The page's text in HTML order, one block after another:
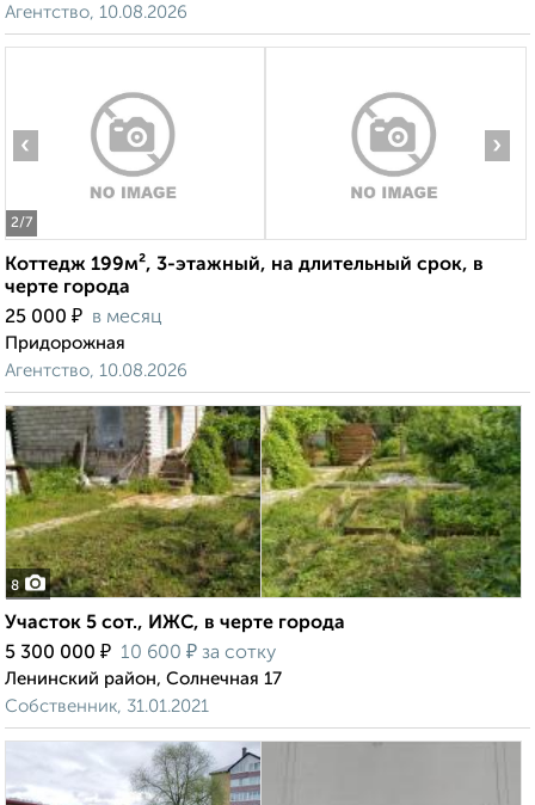
Агентство, 10.08.2026
2/7
‹ ›
Коттедж 199м², 3-этажный, на длительный срок, в
черте города
25 000 ₽ в месяц
Придорожная
Агентство, 10.08.2026
8
Участок 5 сот., ИЖС, в черте города
5 300 000 ₽ 10 600 ₽ за сотку
Ленинский район, Солнечная 17
Собственник, 31.01.2021